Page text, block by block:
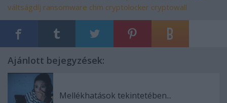
váltságdíj ransomware chm cryptolocker cryptowall
Ajánlott bejegyzések:
Mellékhatások tekintetében...